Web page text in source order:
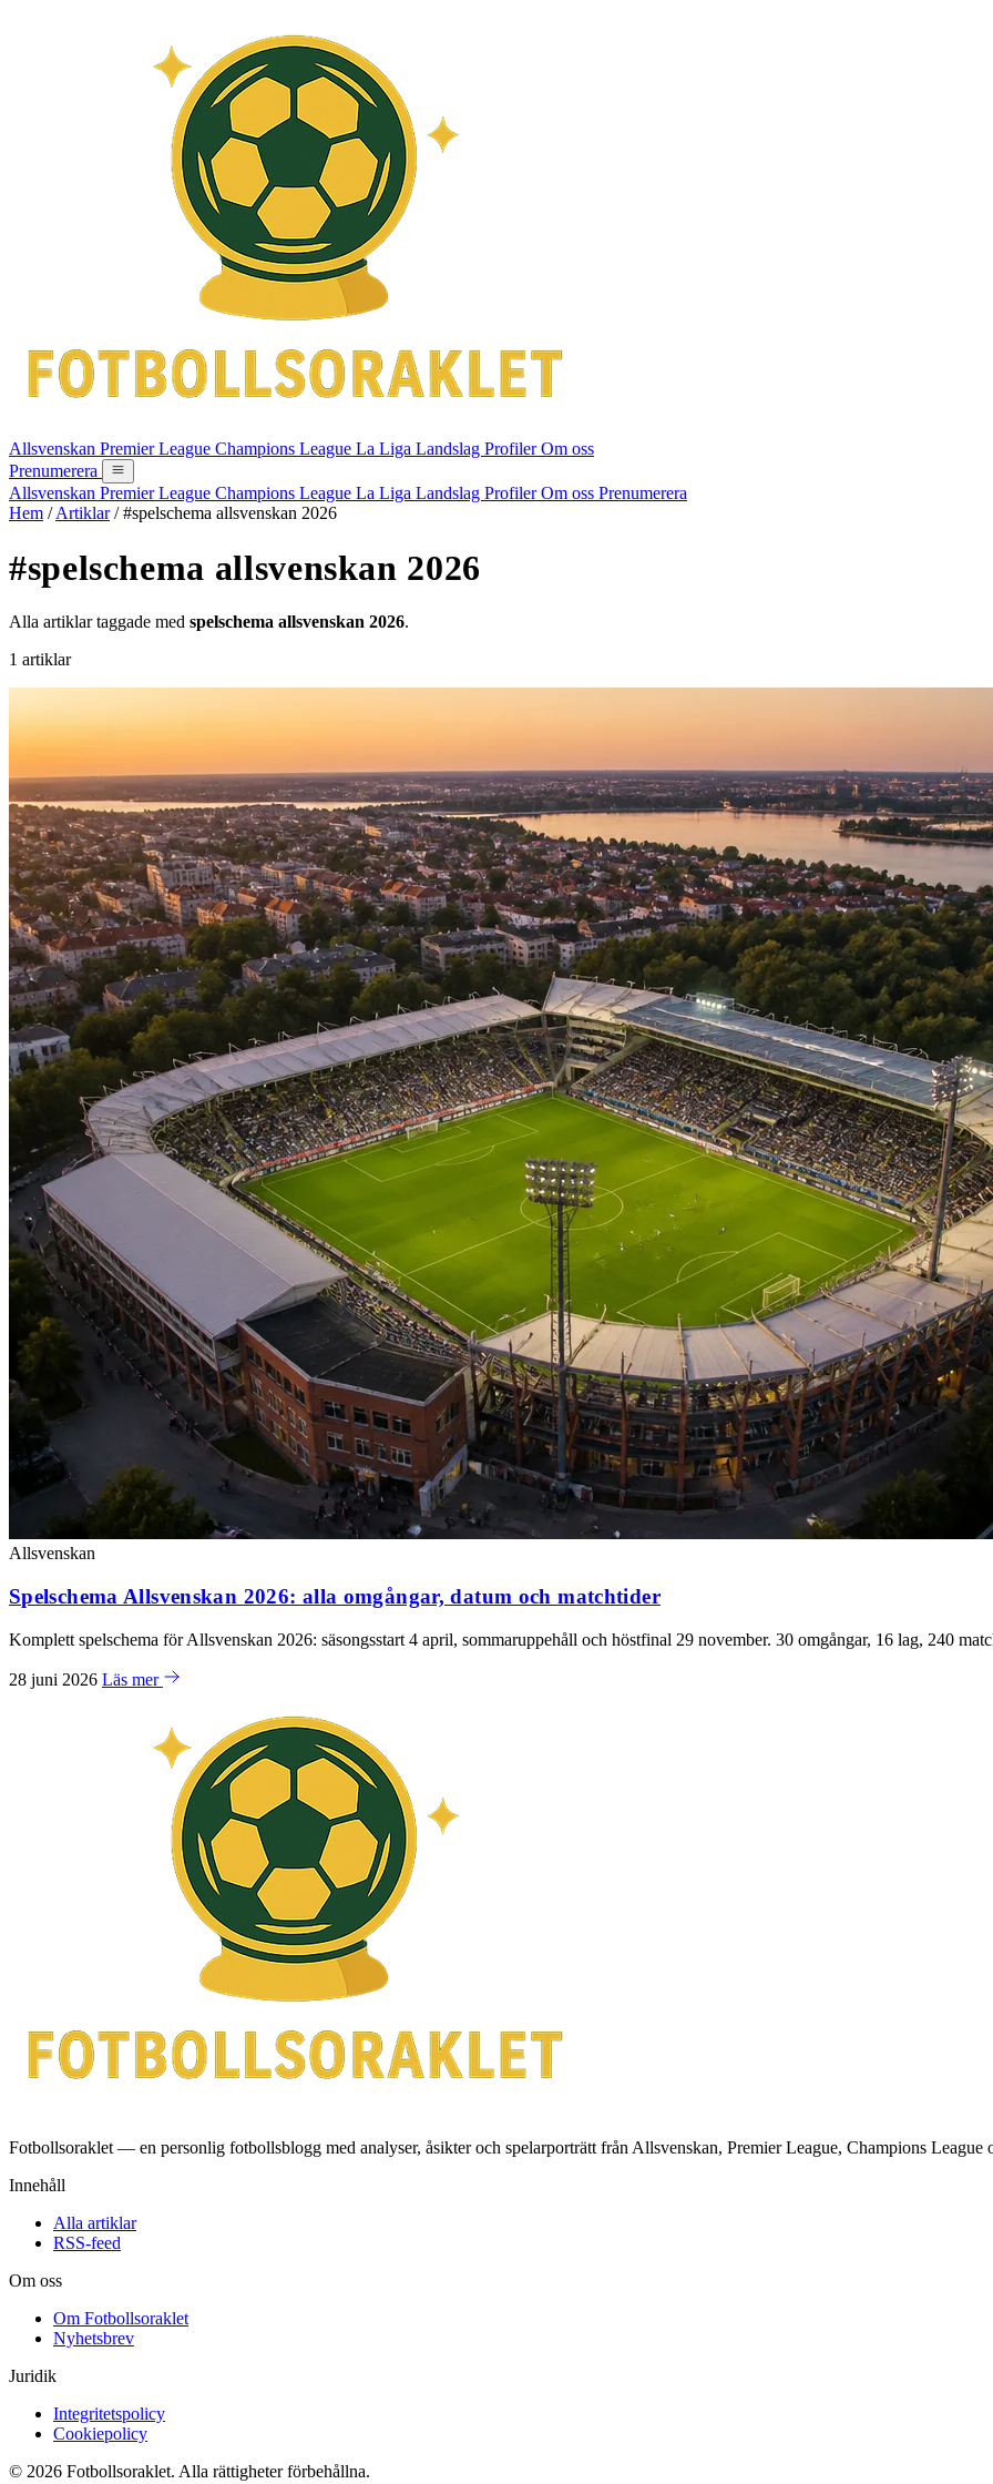
Allsvenskan Premier League Champions League La Liga Landslag ProfilerOm oss
Prenumerera
Allsvenskan Premier League Champions League La Liga Landslag ProfilerOm oss Prenumerera
Hem / Artiklar / #spelschema allsvenskan 2026
#spelschema allsvenskan 2026
Alla artiklar taggade med spelschema allsvenskan 2026.
1 artiklar
Allsvenskan
Spelschema Allsvenskan 2026: alla omgångar, datum och matchtider
Komplett spelschema för Allsvenskan 2026: säsongsstart 4 april, sommaruppehåll och höstfinal 29 november. 30 omgångar, 16 lag, 240
28 juni 2026 Läs mer
Fotbollsoraklet — en personlig fotbollsblogg med analyser, åsikter och spelarporträtt från Allsvenskan, Premier League, Champions League
Innehåll
Alla artiklar
RSS-feed
Om oss
Om Fotbollsoraklet
Nyhetsbrev
Juridik
Integritetspolicy
Cookiepolicy
© 2026 Fotbollsoraklet. Alla rättigheter förbehållna.